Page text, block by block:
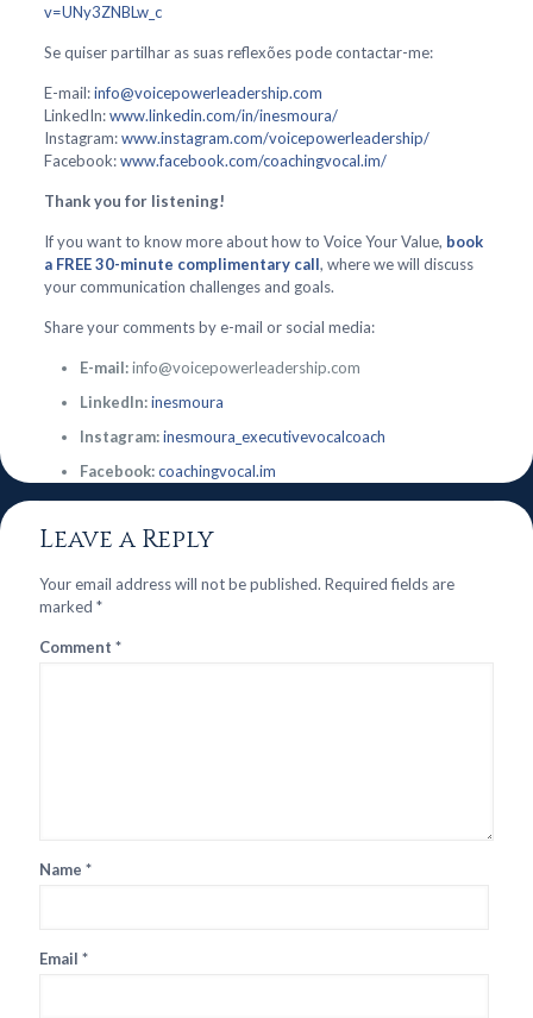
v=UNy3ZNBLw_c
Se quiser partilhar as suas reflexões pode contactar-me:
E-mail:info@voicepowerleadership.com
LinkedIn:www.linkedin.com/in/inesmoura/
Instagram:www.instagram.com/voicepowerleadership/
Facebook:www.facebook.com/coachingvocal.im/
Thank you for listening!
If you want to know more about how to Voice Your Value, book
a FREE 30-minute complimentary call, where we will discuss
your communication challenges and goals.
Share your comments by e-mail or social media:
E-mail:info@voicepowerleadership.com
LinkedIn:inesmoura
Instagram:inesmoura_executivevocalcoach
Facebook:coachingvocal.im
Leave a Reply
Your email address will not be published. Required fields are
marked *
Comment *
Name *
Email *